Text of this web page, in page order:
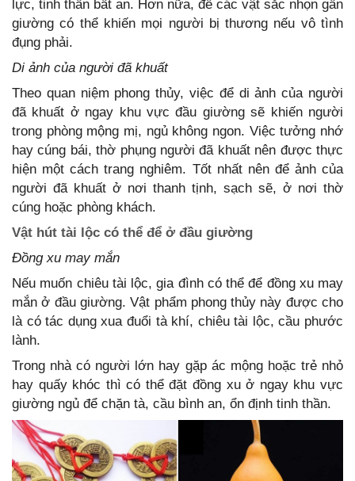
lực, tinh thần bất an. Hơn nữa, để các vật sắc nhọn gần
giường có thể khiến mọi người bị thương nếu vô tình
đụng phải.
Di ảnh của người đã khuất
Theo quan niệm phong thủy, việc để di ảnh của người
đã khuất ở ngay khu vực đầu giường sẽ khiến người
trong phòng mộng mị, ngủ không ngon. Việc tưởng nhớ
hay cúng bái, thờ phụng người đã khuất nên được thực
hiện một cách trang nghiêm. Tốt nhất nên để ảnh của
người đã khuất ở nơi thanh tịnh, sạch sẽ, ở nơi thờ
cúng hoặc phòng khách.
Vật hút tài lộc có thể để ở đầu giường
Đồng xu may mắn
Nếu muốn chiêu tài lộc, gia đình có thể để đồng xu may
mắn ở đầu giường. Vật phẩm phong thủy này được cho
là có tác dụng xua đuổi tà khí, chiêu tài lộc, cầu phước
lành.
Trong nhà có người lớn hay gặp ác mộng hoặc trẻ nhỏ
hay quấy khóc thì có thể đặt đồng xu ở ngay khu vực
giường ngủ để chặn tà, cầu bình an, ổn định tinh thần.